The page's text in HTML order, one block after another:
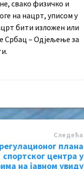
свако физичко и
на нацрт, уписом у
бити изложен или
Србац – Одјељење за
Следећa
плана
спортског центра у
на јавном увиду